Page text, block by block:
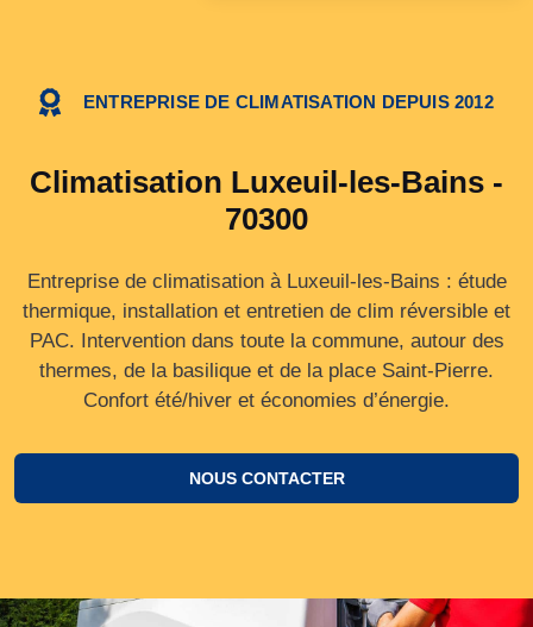
ENTREPRISE DE CLIMATISATION DEPUIS 2012
Climatisation Luxeuil-les-Bains -
70300
Entreprise de climatisation à Luxeuil-les-Bains : étude
thermique, installation et entretien de clim réversible et
PAC. Intervention dans toute la commune, autour des
thermes, de la basilique et de la place Saint-Pierre.
Confort été/hiver et économies d’énergie.
NOUS CONTACTER